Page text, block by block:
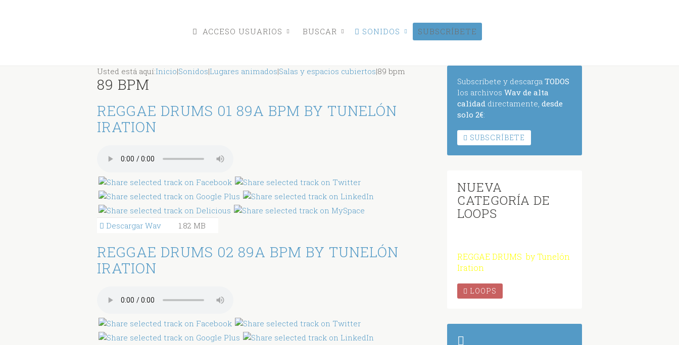
ACCESO USUARIOS BUSCAR SONIDOS SUBSCRÍBETE
Usted está aquí:Inicio|Sonidos|Lugares animados|Salas y espacios cubiertos|89 bpm
89 BPM
REGGAE DRUMS 01 89A BPM BY TUNELÓN
IRATION
Descargar Wav 1.82 MB
REGGAE DRUMS 02 89A BPM BY TUNELÓN
IRATION
Subscríbete y descarga TODOS
los archivos Wav de alta
calidad directamente, desde
solo 2€:
SUBSCRÍBETE
NUEVA
CATEGORÍA DE
LOOPS
REGGAE DRUMS by Tunelón
Iration
LOOPS